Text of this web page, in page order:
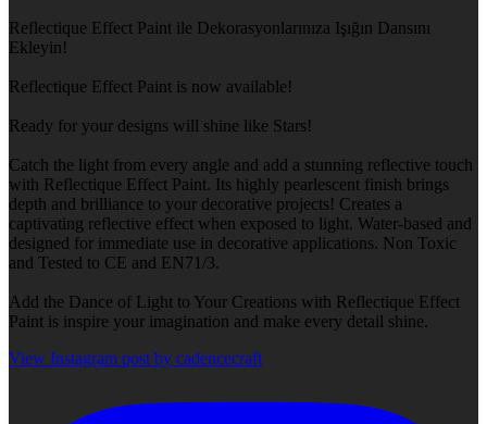
Reflectique Effect Paint ile Dekorasyonlarınıza Işığın Dansını
Ekleyin!
Reflectique Effect Paint is now available!
Ready for your designs will shine like Stars!
Catch the light from every angle and add a stunning reflective touch
with Reflectique Effect Paint. Its highly pearlescent finish brings
depth and brilliance to your decorative projects! Creates a
captivating reflective effect when exposed to light. Water-based and
designed for immediate use in decorative applications. Non Toxic
and Tested to CE and EN71/3.
Add the Dance of Light to Your Creations with Reflectique Effect
Paint is inspire your imagination and make every detail shine.
View Instagram post by cadencecraft